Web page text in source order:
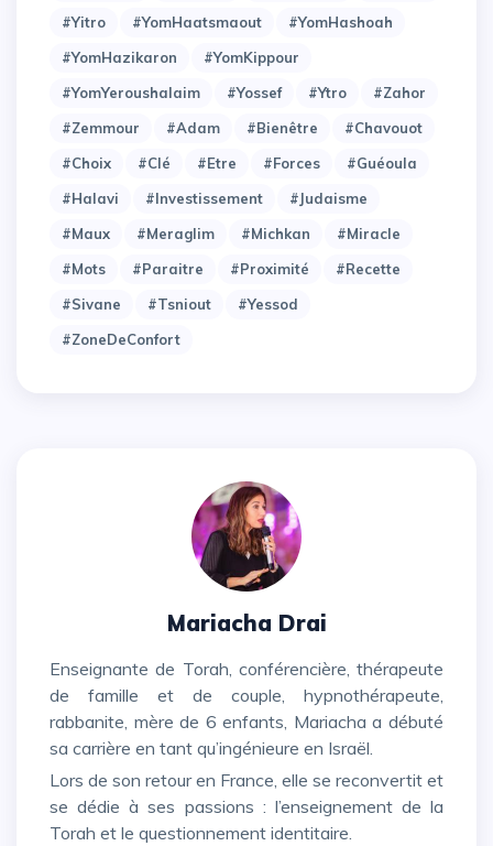
#Yitro
#YomHaatsmaout
#YomHashoah
#YomHazikaron
#YomKippour
#YomYeroushalaim
#Yossef #Ytro
#Zahor
#Zemmour
#adam #bienêtre
#chavouot
#choix
#clé #etre #forces
#guéoula
#halavi
#investissement
#judaisme
#maux
#meraglim #michkan
#miracle
#mots
#paraitre #proximité
#recette
#sivane
#tsniout
#yessod
#zoneDeConfort
Mariacha Drai
Enseignante de Torah, conférencière, thérapeute
de famille et de couple, hypnothérapeute,
rabbanite, mère de 6 enfants, Mariacha a débuté
sa carrière en tant qu’ingénieure en Israël.
Lors de son retour en France, elle se reconvertit et
se dédie à ses passions : l’enseignement de la
Torah et le questionnement identitaire.